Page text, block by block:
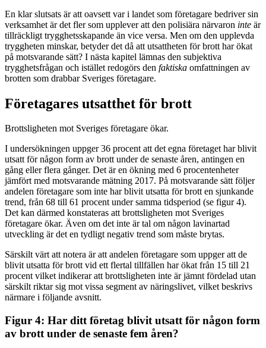
En klar slutsats är att oavsett var i landet som företagare bedriver sin
verksamhet är det fler som upplever att den polisiära närvaron inte är
tillräckligt trygghetsskapande än vice versa. Men om den upplevda
tryggheten minskar, betyder det då att utsattheten för brott har ökat
på motsvarande sätt? I nästa kapitel lämnas den subjektiva
trygghetsfrågan och istället redogörs den faktiska omfattningen av
brotten som drabbar Sveriges företagare.
Företagares utsatthet för brott
Brottsligheten mot Sveriges företagare ökar.
I undersökningen uppger 36 procent att det egna företaget har blivit
utsatt för någon form av brott under de senaste åren, antingen en
gång eller flera gånger. Det är en ökning med 6 procentenheter
jämfört med motsvarande mätning 2017. På motsvarande sätt följer
andelen företagare som inte har blivit utsatta för brott en sjunkande
trend, från 68 till 61 procent under samma tidsperiod (se figur 4).
Det kan därmed konstateras att brottsligheten mot Sveriges
företagare ökar. Även om det inte är tal om någon lavinartad
utveckling är det en tydligt negativ trend som måste brytas.
Särskilt värt att notera är att andelen företagare som uppger att de
blivit utsatta för brott vid ett flertal tillfällen har ökat från 15 till 21
procent vilket indikerar att brottsligheten inte är jämnt fördelad utan
särskilt riktar sig mot vissa segment av näringslivet, vilket beskrivs
närmare i följande avsnitt.
Figur 4: Har ditt företag blivit utsatt för någon form
av brott under de senaste fem åren?